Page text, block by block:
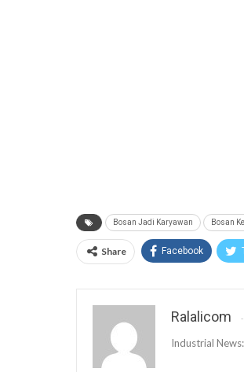
Bosan Jadi Karyawan Bosan
Share Facebook
Ralalicom
Industrial